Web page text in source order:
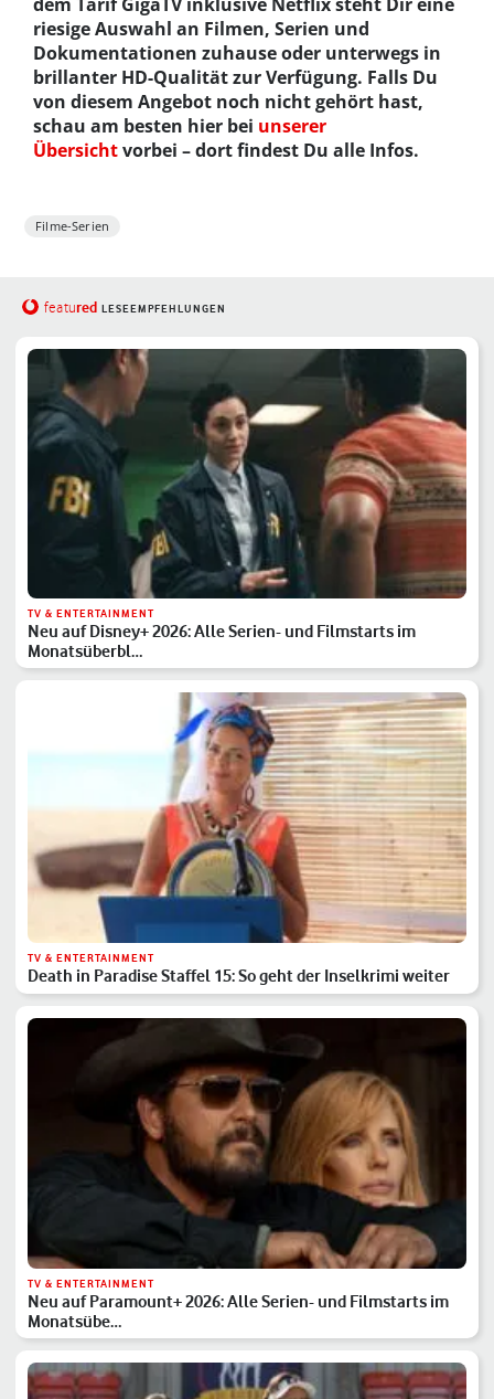
riesige Auswahl an Filmen, Serien und
Dokumentationen zuhause oder unterwegs in
brillanter HD-Qualität zur Verfügung. Falls Du
von diesem Angebot noch nicht gehört hast,
schau am besten hier bei unserer
Übersichtvorbei – dort findest Du alle Infos.
Filme-Serien
featured LESEEMPFEHLUNGEN
TV & ENTERTAINMENT
Neu auf Disney+ 2026: Alle Serien- und Filmstarts im
Monatsüberbl…
TV & ENTERTAINMENT
Death in Paradise Staffel 15: So geht der Inselkrimi weiter
TV & ENTERTAINMENT
Neu auf Paramount+ 2026: Alle Serien- und Filmstarts im
Monatsübe…